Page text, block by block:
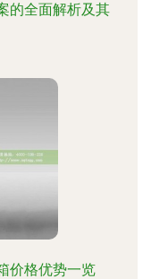
的全面解析及其
价格优势一览